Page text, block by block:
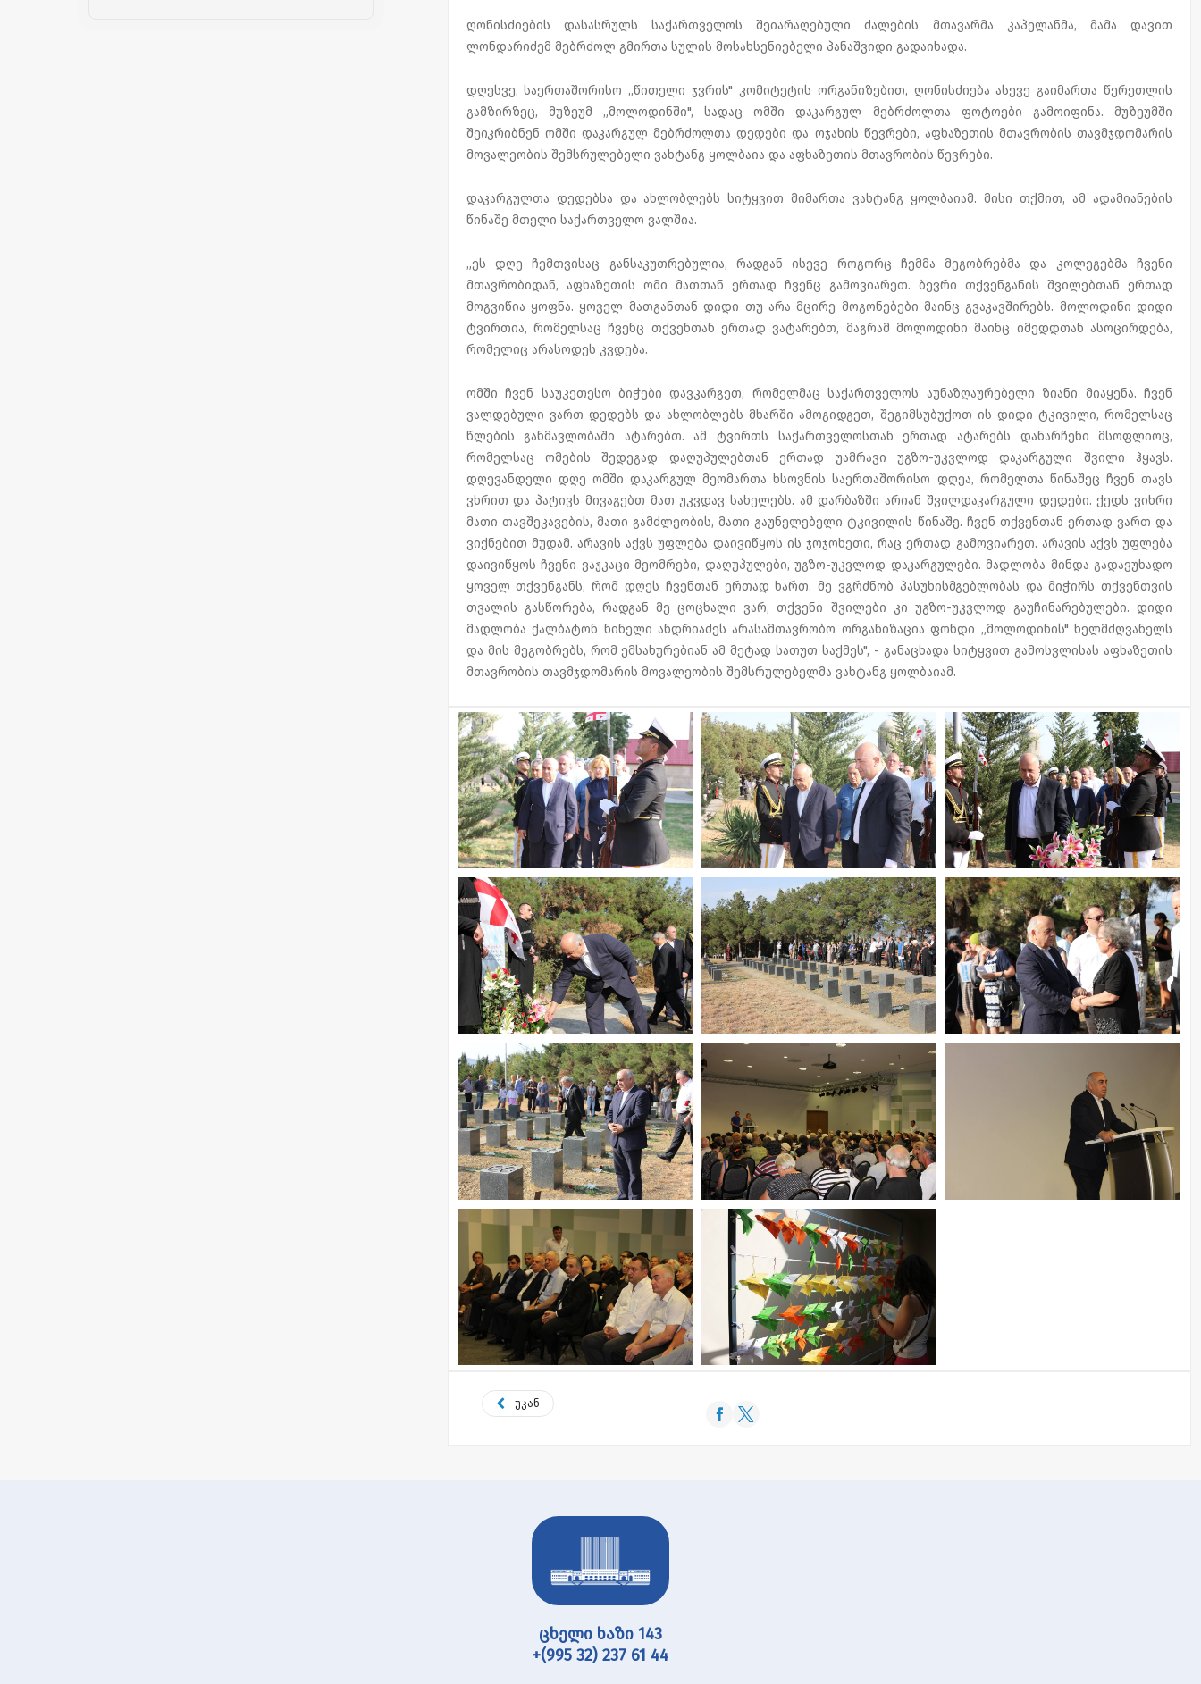
ღონისძიების დასასრულს საქართველოს შეიარაღებული ძალების მთავარმა კაპელანმა, მამა დავით
ლონდარიძემ მებრძოლ გმირთა სულის მოსახსენიებელი პანაშვიდი გადაიხადა.
დღესვე, საერთაშორისო „წითელი ჯვრის" კომიტეტის ორგანიზებით, ღონისძიება ასევე გაიმართა წერეთლის
გამზირზეც, მუზეუმ „მოლოდინში", სადაც ომში დაკარგულ მებრძოლთა ფოტოები გამოიფინა. მუზეუმში
შეიკრიბნენ ომში დაკარგულ მებრძოლთა დედები და ოჯახის წევრები, აფხაზეთის მთავრობის თავმჯდომარის
მოვალეობის შემსრულებელი ვახტანგ ყოლბაია და აფხაზეთის მთავრობის წევრები.
დაკარგულთა დედებსა და ახლობლებს სიტყვით მიმართა ვახტანგ ყოლბაიამ. მისი თქმით, ამ ადამიანების
წინაშე მთელი საქართველო ვალშია.
„ეს დღე ჩემთვისაც განსაკუთრებულია, რადგან ისევე როგორც ჩემმა მეგობრებმა და კოლეგებმა ჩვენი
მთავრობიდან, აფხაზეთის ომი მათთან ერთად ჩვენც გამოვიარეთ. ბევრი თქვენგანის შვილებთან ერთად
მოგვიწია ყოფნა. ყოველ მათგანთან დიდი თუ არა მცირე მოგონებები მაინც გვაკავშირებს. მოლოდინი დიდი
ტვირთია, რომელსაც ჩვენც თქვენთან ერთად ვატარებთ, მაგრამ მოლოდინი მაინც იმედდთან ასოცირდება,
რომელიც არასოდეს კვდება.
ომში ჩვენ საუკეთესო ბიჭები დავკარგეთ, რომელმაც საქართველოს აუნაზღაურებელი ზიანი მიაყენა. ჩვენ
ვალდებული ვართ დედებს და ახლობლებს მხარში ამოგიდგეთ, შეგიმსუბუქოთ ის დიდი ტკივილი, რომელსაც
წლების განმავლობაში ატარებთ. ამ ტვირთს საქართველოსთან ერთად ატარებს დანარჩენი მსოფლიოც,
რომელსაც ომების შედეგად დაღუპულებთან ერთად უამრავი უგზო-უკვლოდ დაკარგული შვილი ჰყავს.
დღევანდელი დღე ომში დაკარგულ მეომართა ხსოვნის საერთაშორისო დღეა, რომელთა წინაშეც ჩვენ თავს
ვხრით და პატივს მივაგებთ მათ უკვდავ სახელებს. ამ დარბაზში არიან შვილდაკარგული დედები. ქედს ვიხრი
მათი თავშეკავების, მათი გამძლეობის, მათი გაუნელებელი ტკივილის წინაშე. ჩვენ თქვენთან ერთად ვართ და
ვიქნებით მუდამ. არავის აქვს უფლება დაივიწყოს ის ჯოჯოხეთი, რაც ერთად გამოვიარეთ. არავის აქვს უფლება
დაივიწყოს ჩვენი ვაჟკაცი მეომრები, დაღუპულები, უგზო-უკვლოდ დაკარგულები. მადლობა მინდა გადავუხადო
ყოველ თქვენგანს, რომ დღეს ჩვენთან ერთად ხართ. მე ვგრძნობ პასუხისმგებლობას და მიჭირს თქვენთვის
თვალის გასწორება, რადგან მე ცოცხალი ვარ, თქვენი შვილები კი უგზო-უკვლოდ გაუჩინარებულები. დიდი
მადლობა ქალბატონ ნინელი ანდრიაძეს არასამთავრობო ორგანიზაცია ფონდი „მოლოდინის" ხელმძღვანელს
და მის მეგობრებს, რომ ემსახურებიან ამ მეტად სათუთ საქმეს", - განაცხადა სიტყვით გამოსვლისას აფხაზეთის
მთავრობის თავმჯდომარის მოვალეობის შემსრულებელმა ვახტანგ ყოლბაიამ.
უკან
ცხელი ხაზი 143
+(995 32) 237 61 44